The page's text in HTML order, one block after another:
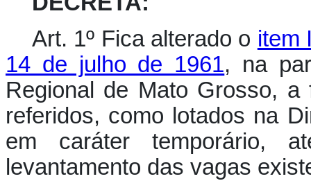
Art. 1º Fica alterado o item
14 de julho de 1961, na
Regional de Mato Grosso,
referidos, como lotados na
em caráter temporário,
levantamento das vagas